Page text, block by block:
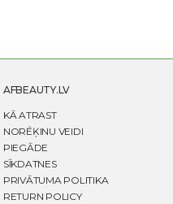
AFBEAUTY.LV
KĀ ATRAST
NORĒĶINU VEIDI
PIEGĀDE
SĪKDATNES
PRIVĀTUMA POLITIKA
RETURN POLICY